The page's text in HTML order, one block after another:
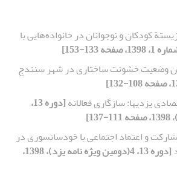
کودکان و نوجوانان در خانواده‌هایی با
وضعیت خشونت ‌ساختاری در شهر‌ سنندج
یزدیها: سازگاری فعالانه
[دوره 13،
و اعتماد اجتماعی با خودسانسوری در
[دوره 13، 4(دومین ویژه نامه یزد)، 1398،